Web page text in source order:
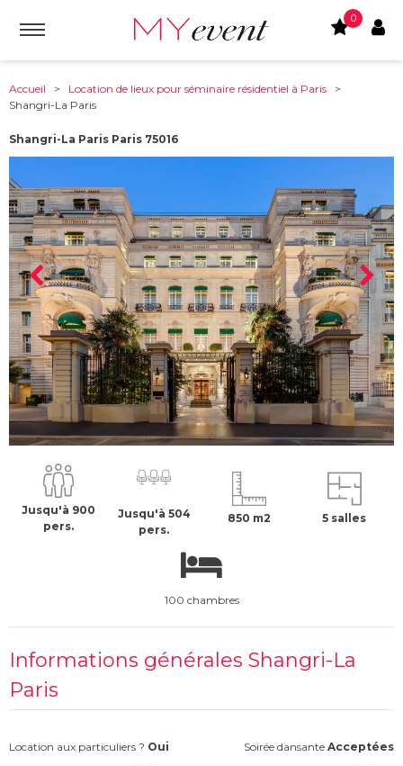
0
Accueil > Location de lieux pour séminaire résidentiel à Paris >
Shangri-La Paris
Shangri-La Paris Paris 75016
75016 - Paris À partir de :
950 €H.T
Jusqu'à 900
pers.
Jusqu'à 504
pers.
850 m2 5 salles
100 chambres
Informations générales Shangri-La
Paris
Location aux particuliers ? Oui Soirée dansante Acceptées